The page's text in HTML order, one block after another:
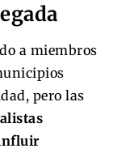
a miembros
pero las